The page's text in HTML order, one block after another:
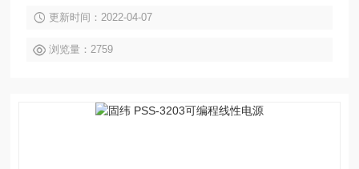
A。LCD可显示输出和设定参数；智能型风扇控制有效降低噪
W驱动提供编程控制并与ATE开发兼容。
更新时间：2022-04-07
浏览量：2759